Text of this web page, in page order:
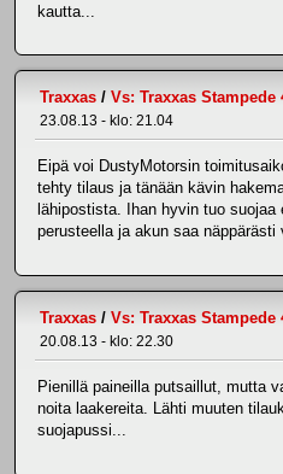
kautta...
Traxxas / Vs: Traxxas
23.08.13 - klo: 21.04
Eipä voi DustyMotorsin
tehty tilaus ja tänään kävin
lähipostista. Ihan hyvin tuo
perusteella ja akun saa
Traxxas / Vs: Traxxas
20.08.13 - klo: 22.30
Pienillä paineilla putsaillut, mutta
noita laakereita. Lähti muuten
suojapussi...